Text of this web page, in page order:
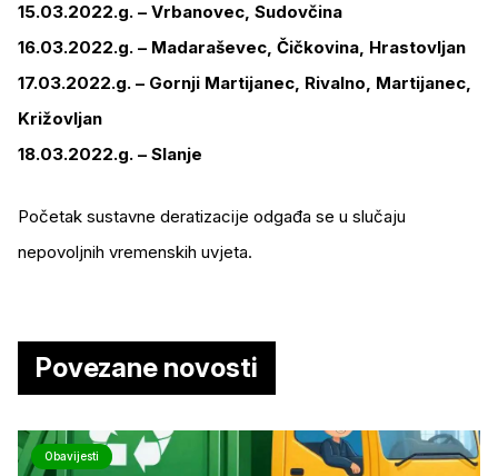
15.03.2022.g. – Vrbanovec, Sudovčina
16.03.2022.g. – Madaraševec, Čičkovina, Hrastovljan
17.03.2022.g. – Gornji Martijanec, Rivalno, Martijanec,
Križovljan
18.03.2022.g. – Slanje
Početak sustavne deratizacije odgađa se u slučaju
nepovoljnih vremenskih uvjeta.
Povezane novosti
Obavijesti